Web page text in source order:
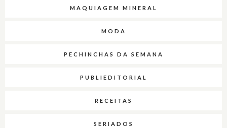
MAQUIAGEM MINERAL
MODA
PECHINCHAS DA SEMANA
PUBLIEDITORIAL
RECEITAS
SERIADOS